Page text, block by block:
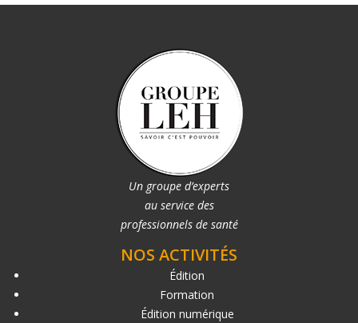
Un groupe d’experts
au service des
professionnels de santé
NOS ACTIVITÉS
Édition
Formation
Édition numérique